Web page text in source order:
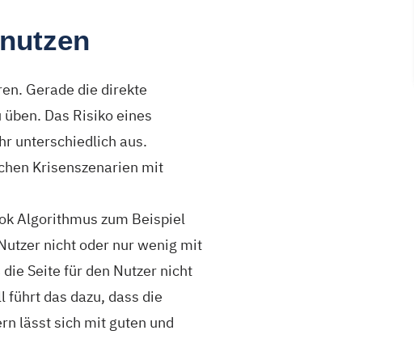
Gerade die direkte
Das Risiko eines
unterschiedlich aus.
Krisenszenarien mit
Algorithmus zum Beispiel
nicht oder nur wenig mit
Seite für den Nutzer nicht
das dazu, dass die
lässt sich mit guten und